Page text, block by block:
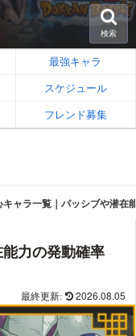
検索
最強キャラ
スケジュール
フレンド募集
キャラ一覧｜パッシブや潜在
力の発動確率
2026.08.05